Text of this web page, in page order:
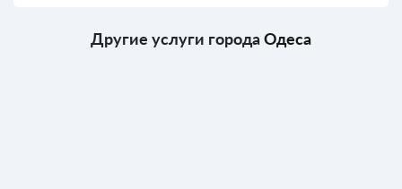
Другие услуги городаОдеса